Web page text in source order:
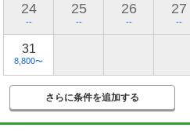
24
--
25
--
26
--
27
--
31
8,800〜
さらに条件を追加する